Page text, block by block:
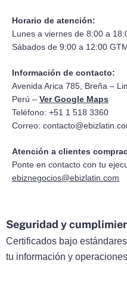
Horario de atención:
Lunes a viernes de 8:00 a
Sábados de 9:00 a 12:00
Información de contacto:
Avenida Arica 785, Breña –
Perú – Ver Google Maps
Teléfono: +51 1 518 3360
Correo:
Atención a clientes
Ponte en contacto con tu
ebiznegocios@ebizlatin.com
Seguridad y
Certificados bajo
tu información y operaciones